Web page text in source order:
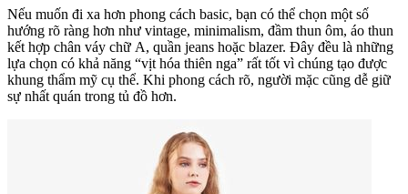
Nếu muốn đi xa hơn phong cách basic, bạn có thể chọn một số
hướng rõ ràng hơn như vintage, minimalism, đầm thun ôm, áo thun
kết hợp chân váy chữ A, quần jeans hoặc blazer. Đây đều là những
lựa chọn có khả năng “vịt hóa thiên nga” rất tốt vì chúng tạo được
khung thẩm mỹ cụ thể. Khi phong cách rõ, người mặc cũng dễ giữ
sự nhất quán trong tủ đồ hơn.